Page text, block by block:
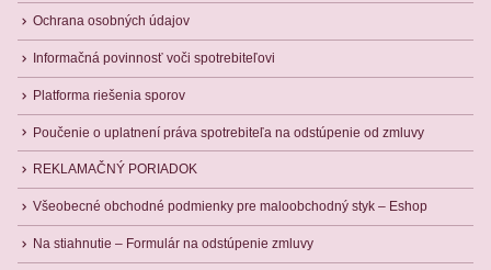
Ochrana osobných údajov
Informačná povinnosť voči spotrebiteľovi
Platforma riešenia sporov
Poučenie o uplatnení práva spotrebiteľa na odstúpenie od zmluvy
REKLAMAČNÝ PORIADOK
Všeobecné obchodné podmienky pre maloobchodný styk – Eshop
Na stiahnutie – Formulár na odstúpenie zmluvy